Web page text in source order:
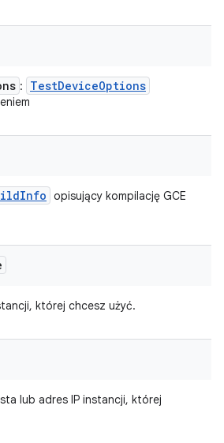
: TestDeviceOptions
Info opisujący kompilację GCE
której chcesz użyć.
lub adres IP instancji, której